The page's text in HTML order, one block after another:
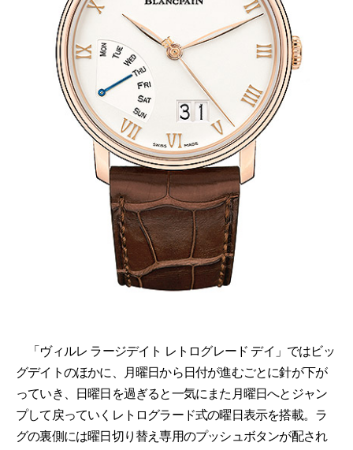
「ヴィルレ ラージデイト レトログレード デイ」ではビッ
グデイトのほかに、月曜日から日付が進むごとに針が下が
っていき、日曜日を過ぎると一気にまた月曜日へとジャン
プして戻っていくレトログラード式の曜日表示を搭載。ラ
グの裏側には曜日切り替え専用のプッシュボタンが配され